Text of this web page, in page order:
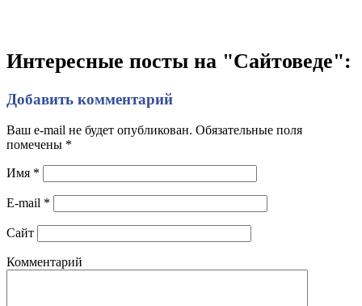
Интересные посты на "Сайтоведе":
Добавить комментарий
Ваш e-mail не будет опубликован. Обязательные поля
помечены *
Имя *
E-mail *
Сайт
Комментарий